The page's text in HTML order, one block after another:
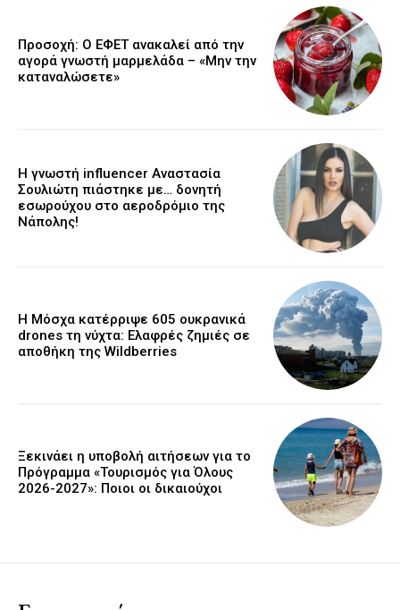
Προσοχή: Ο ΕΦΕΤ ανακαλεί από την
αγορά γνωστή μαρμελάδα – «Μην την
καταναλώσετε»
Η γνωστή influencer Αναστασία
Σουλιώτη πιάστηκε με… δονητή
εσωρούχου στο αεροδρόμιο της
Νάπολης!
Η Μόσχα κατέρριψε 605 ουκρανικά
drones τη νύχτα: Ελαφρές ζημιές σε
αποθήκη της Wildberries
Ξεκινάει η υποβολή αιτήσεων για το
Πρόγραμμα «Τουρισμός για Όλους
2026-2027»: Ποιοι οι δικαιούχοι